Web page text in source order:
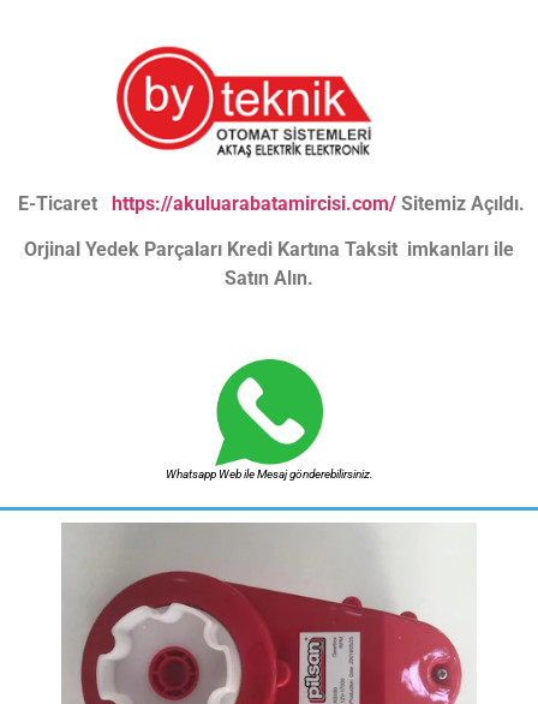
E-Ticaret https://akuluarabatamircisi.com/ Sitemiz Açıldı.
Orjinal Yedek Parçaları Kredi Kartına Taksit imkanları ile
Satın Alın.
Whatsapp Web ile Mesaj gönderebilirsiniz.